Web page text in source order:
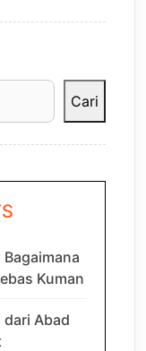
Cari
Kuman
dari Abad